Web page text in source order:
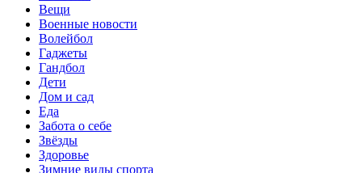
Вещи
Военные новости
Волейбол
Гаджеты
Гандбол
Дети
Дом и сад
Еда
Забота о себе
Звёзды
Здоровье
Зимние виды спорта